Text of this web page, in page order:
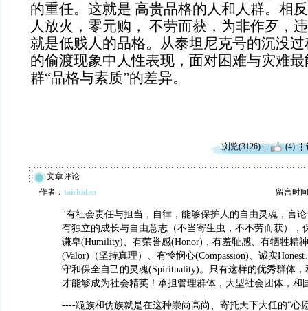
的重任。这就是 高贵品格的人和人群。相
人放火，零元购，
不劳而获，为非作歹，
就是低贱人的品格。从泰坦尼克号的沉没
的偷渡现象中人性表现，面对困难与灾难
群“品格与素质”的差异。
浏览(3126) (4)
文章评论
作者： taichidao 留言时
"有社会责任与担当，自律，能够保护人的自由灵魂，言
有独立的成长与自由意志（不当寄生虫，不不劳而获），
谦卑(Humility)、有荣誉感(Honor)，有羞耻感、有牺牲精
(Valor)（坚持真理）、有怜悯心(Compassion)、诚实Honest
守和保全自己的灵魂(Spirituality)。只有这样的优秀群体
才能够成为社会精英！承担管理群体，大型社会团体，和
----跪族和伪族就是在这种崇尚高尚、寄托天下大任的“心